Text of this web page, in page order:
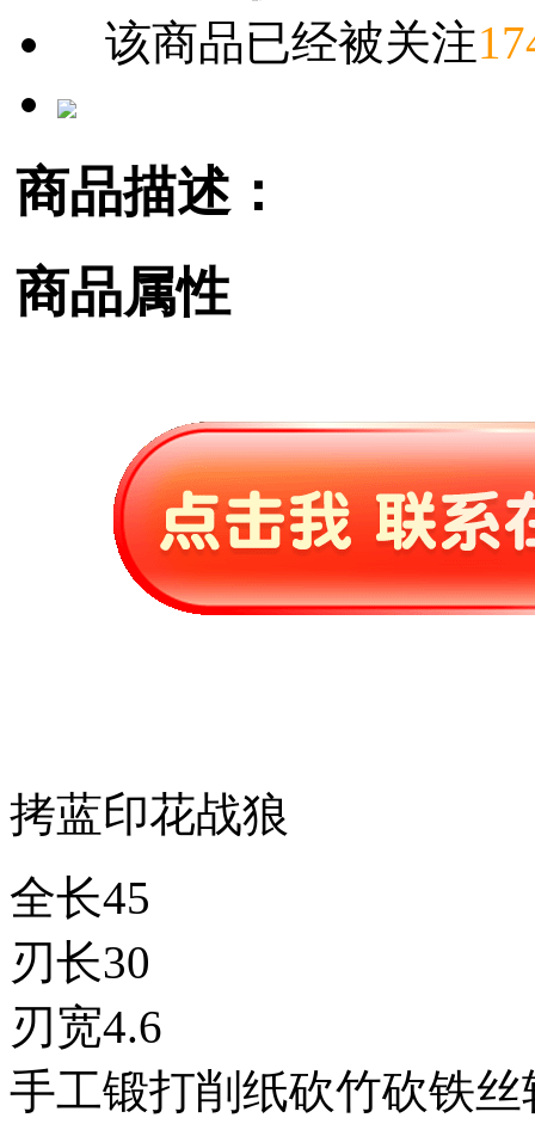
该商品已经被关注
商品描述：
商品属性
拷蓝印花战狼
全长45
刃长30
刃宽4.6
手工锻打削纸砍竹砍铁